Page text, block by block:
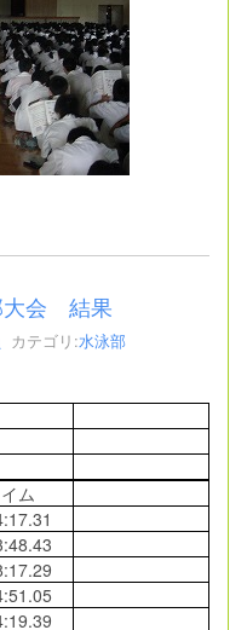
大会 結果
カテゴリ:水泳部
ム